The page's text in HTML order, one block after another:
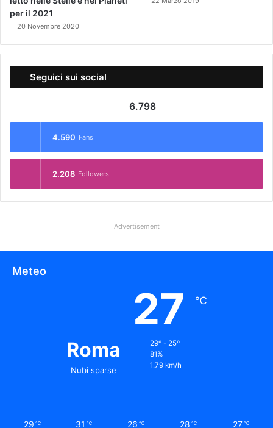
per il 2021
20 Novembre 2020
Seguici sui social
6.798
4.590 Fans
2.208 Followers
Advertisement
Meteo
Roma
Nubi sparse
27 ℃
29º - 25º
81%
1.79 km/h
29 ℃ 31 ℃ 26 ℃ 28 ℃ 27 ℃